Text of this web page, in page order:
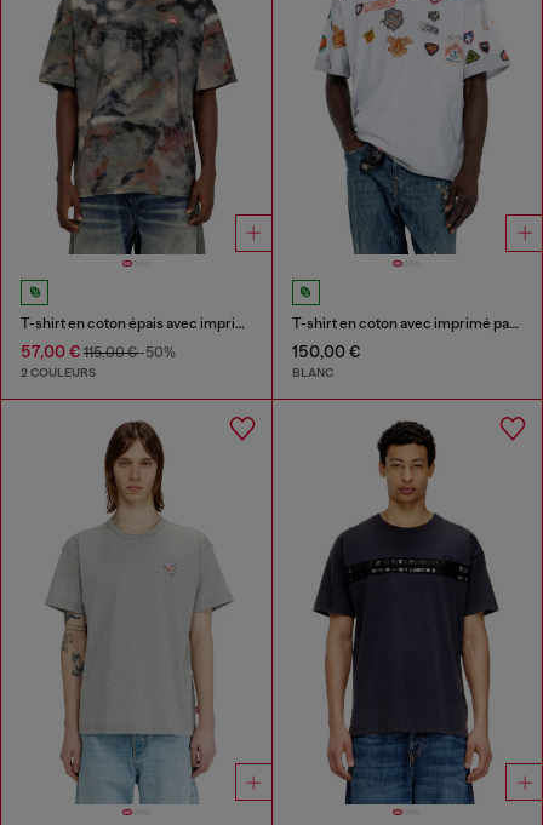
T-shirt en coton épais avec imprimé camouflage
57,00 € 115,00 €-50%
2 COULEURS
T-shirt en coton avec imprimé patchs all-over
150,00 €
BLANC